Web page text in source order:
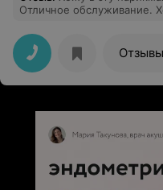
Отличное обслуживание.
поэтому попал к специалисту Анастасии. Очень
приятный и красивый
довольный с этой
обслуживанием!
Отзывы